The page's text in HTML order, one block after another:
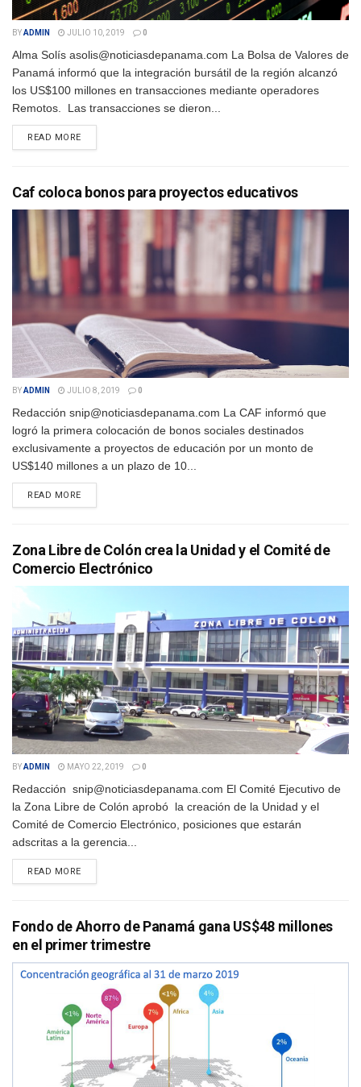
BYADMIN JULIO 10, 2019 0
Alma Solís asolis@noticiasdepanama.com La Bolsa de Valores de
Panamá informó que la integración bursátil de la región alcanzó
los US$100 millones en transacciones mediante operadores
Remotos. Las transacciones se dieron...
READ MOREDETAILS
Caf coloca bonos para proyectos educativos
BYADMIN JULIO 8, 2019 0
Redacción snip@noticiasdepanama.com La CAF informó que
logró la primera colocación de bonos sociales destinados
exclusivamente a proyectos de educación por un monto de
US$140 millones a un plazo de 10...
READ MOREDETAILS
Zona Libre de Colón crea la Unidad y el Comité de
Comercio Electrónico
BYADMIN MAYO 22, 2019 0
Redacción snip@noticiasdepanama.com El Comité Ejecutivo de
la Zona Libre de Colón aprobó la creación de la Unidad y el
Comité de Comercio Electrónico, posiciones que estarán
adscritas a la gerencia...
READ MOREDETAILS
Fondo de Ahorro de Panamá gana US$48 millones
en el primer trimestre